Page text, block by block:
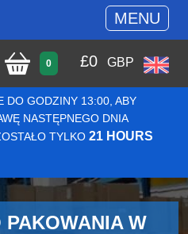
MENU
0 £0 GBP
DO GODZINY 13:00, ABY
NASTĘPNEGO DNIA
TYLKO 21 HOURS
PAKOWANIA W